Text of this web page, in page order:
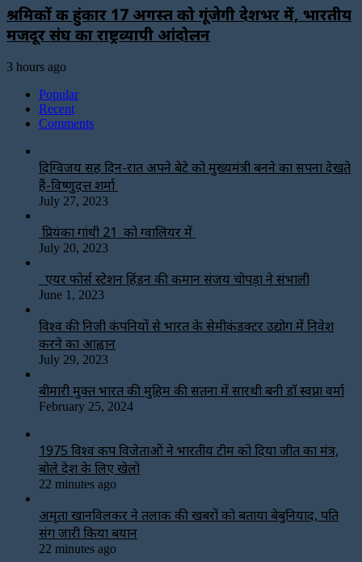
श्रमिकों की हुंकार 17 अगस्त को गूंजेगी देशभर में, भारतीय
मजदूर संघ का राष्ट्रव्यापी आंदोलन
3 hours ago
Popular
Recent
Comments
दिग्विजय सिंह दिन-रात अपने बेटे को मुख्यमंत्री बनने का सपना देखते
हैं-विष्णुदत्त शर्मा
July 27, 2023
प्रियंका गांधी 21 को ग्वालियर में
July 20, 2023
एयर फोर्स स्टेशन हिंडन की कमान संजय चोपड़ा ने संभाली
June 1, 2023
विश्‍व की निजी कंपनियों से भारत के सेमीकंडक्टर उद्योग में निवेश
करने का आह्वान
July 29, 2023
बीमारी मुक्त भारत की मुहिम की सतना में सारथी बनी डाॅ स्वप्ना वर्मा
February 25, 2024
1975 विश्व कप विजेताओं ने भारतीय टीम को दिया जीत का मंत्र,
बोले देश के लिए खेलो
22 minutes ago
अमृता खानविलकर ने तलाक की खबरों को बताया बेबुनियाद, पति
संग जारी किया बयान
22 minutes ago